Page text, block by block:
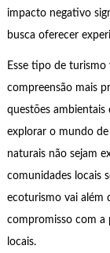
impacto negativo
busca oferecer
Esse tipo de turismo
compreensão mais
questões
explorar o mundo de
naturais não sejam
comunidades locais
ecoturismo vai além
compromisso com a
locais.